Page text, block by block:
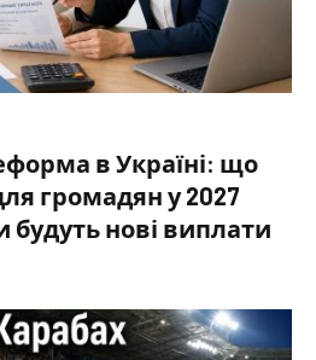
в Україні: що
громадян у 2027
будуть нові виплати